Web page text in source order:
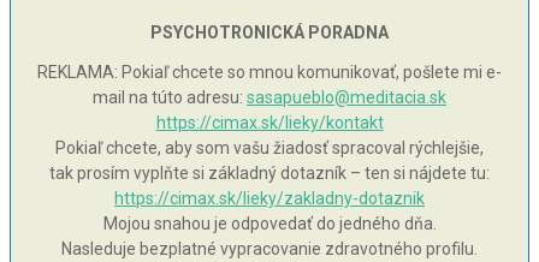
PSYCHOTRONICKÁ PORADNA
REKLAMA: Pokiaľ chcete so mnou komunikovať, pošlete mi e-
mail na túto adresu: sasapueblo@meditacia.sk
https://cimax.sk/lieky/kontakt
Pokiaľ chcete, aby som vašu žiadosť spracoval rýchlejšie,
tak prosím vyplňte si základný dotazník – ten si nájdete tu:
https://cimax.sk/lieky/zakladny-dotaznik
Mojou snahou je odpovedať do jedného dňa.
Nasleduje bezplatné vypracovanie zdravotného profilu.